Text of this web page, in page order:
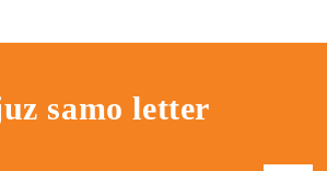
samo letter